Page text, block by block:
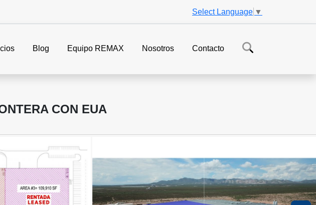
Select Language ▼
Blog Equipo REMAX Nosotros Contacto
CON EUA